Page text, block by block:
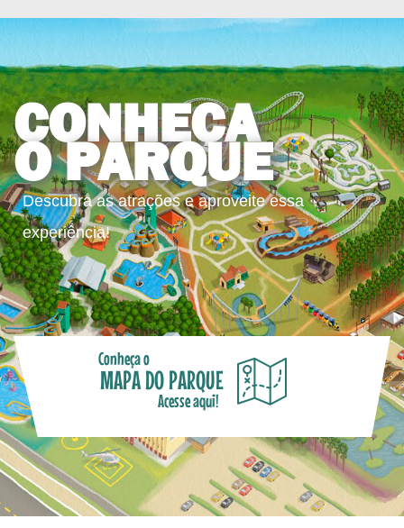
CONHEÇA
O PARQUE
Descubra as atrações e aproveite essa
experiência!
Conheça o
MAPA DO PARQUE
Acesse aqui!